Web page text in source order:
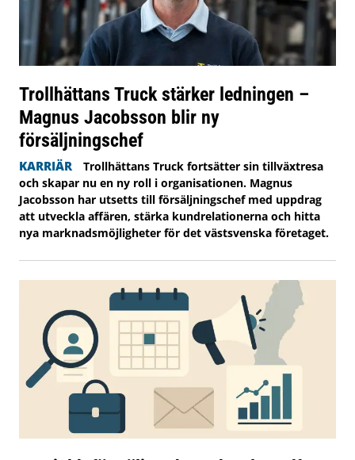
Trollhättans Truck stärker ledningen –
Magnus Jacobsson blir ny
försäljningschef
KARRIÄR
Trollhättans Truck fortsätter sin tillväxtresa
och skapar nu en ny roll i organisationen. Magnus
Jacobsson har utsetts till försäljningschef med uppdrag
att utveckla affären, stärka kundrelationerna och hitta
nya marknadsmöjligheter för det västsvenska företaget.